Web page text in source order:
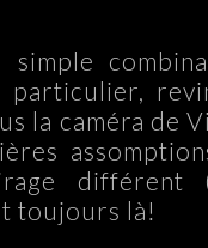
particulier,
la caméra de
différent
toujours là!